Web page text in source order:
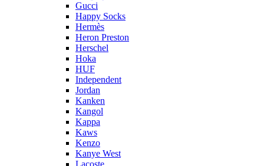
Gucci
Happy Socks
Hermès
Heron Preston
Hersсhel
Hoka
HUF
Independent
Jordan
Kanken
Kangol
Kappa
Kaws
Kenzo
Kanye West
Lacoste